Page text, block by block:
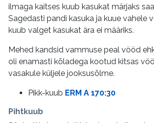
ilmaga kaitses kuub kasukat märjaks
Sagedasti pandi kasuka ja kuue vahele
kuub valget kasukat ära ei määriks.
Mehed kandsid vammuse peal vööd
oli enamasti kõladega kootud kitsas
vasakule küljele jooksusõlme.
Pikk-kuub ERM A 170:30
Pihtkuub